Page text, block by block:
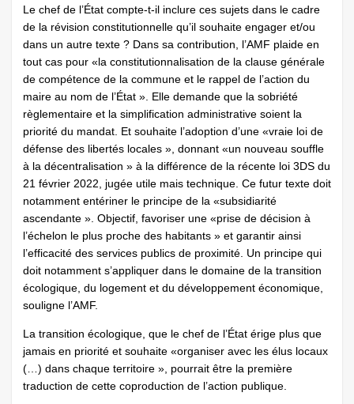
Le chef de l’État compte-t-il inclure ces sujets dans le cadre
de la révision constitutionnelle qu’il souhaite engager et/ou
dans un autre texte ? Dans sa contribution, l’AMF plaide en
tout cas pour «la constitutionnalisation de la clause générale
de compétence de la commune et le rappel de l’action du
maire au nom de l’État ». Elle demande que la sobriété
règlementaire et la simplification administrative soient la
priorité du mandat. Et souhaite l’adoption d’une «vraie loi de
défense des libertés locales », donnant «un nouveau souffle
à la décentralisation » à la différence de la récente loi 3DS du
21 février 2022, jugée utile mais technique. Ce futur texte doit
notamment entériner le principe de la «subsidiarité
ascendante ». Objectif, favoriser une «prise de décision à
l’échelon le plus proche des habitants » et garantir ainsi
l’efficacité des services publics de proximité. Un principe qui
doit notamment s’appliquer dans le domaine de la transition
écologique, du logement et du développement économique,
souligne l’AMF.
La transition écologique, que le chef de l’État érige plus que
jamais en priorité et souhaite «organiser avec les élus locaux
(…) dans chaque territoire », pourrait être la première
traduction de cette coproduction de l’action publique.